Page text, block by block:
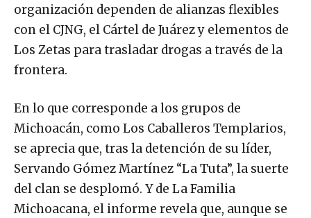
organización dependen de alianzas flexibles
con el CJNG, el Cártel de Juárez y elementos de
Los Zetas para trasladar drogas a través de la
frontera.
En lo que corresponde a los grupos de
Michoacán, como Los Caballeros Templarios,
se aprecia que, tras la detención de su líder,
Servando Gómez Martínez “La Tuta”, la suerte
del clan se desplomó. Y de La Familia
Michoacana, el informe revela que, aunque se